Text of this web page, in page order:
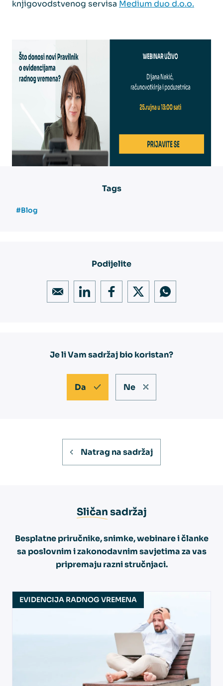
knjigovodstvenog servisa Medium duo d.o.o.
Tags
#Blog
Podijelite
Je li Vam sadržaj bio koristan?
Da Ne
Natrag na sadržaj
Sličan sadržaj
Besplatne priručnike, snimke, webinare i članke
sa poslovnim i zakonodavnim savjetima za vas
pripremaju razni stručnjaci.
EVIDENCIJA RADNOG VREMENA